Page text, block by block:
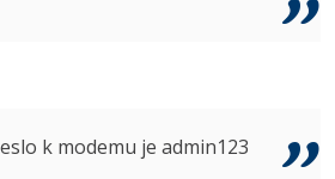
-41% k modemu je admin123